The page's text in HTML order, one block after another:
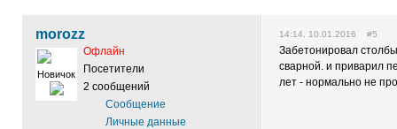
morozz
Новичок
Офлайн
Посетители
2 сообщений
Сообщение
Личные данные
14:14, 10.01.2016 #5
Забетонировал
сварной. и приварил
лет - нормально не